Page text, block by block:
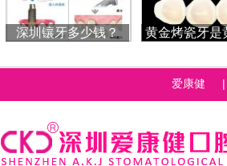
深圳镶牙多少钱？
黄金烤瓷牙是
爱康健 |